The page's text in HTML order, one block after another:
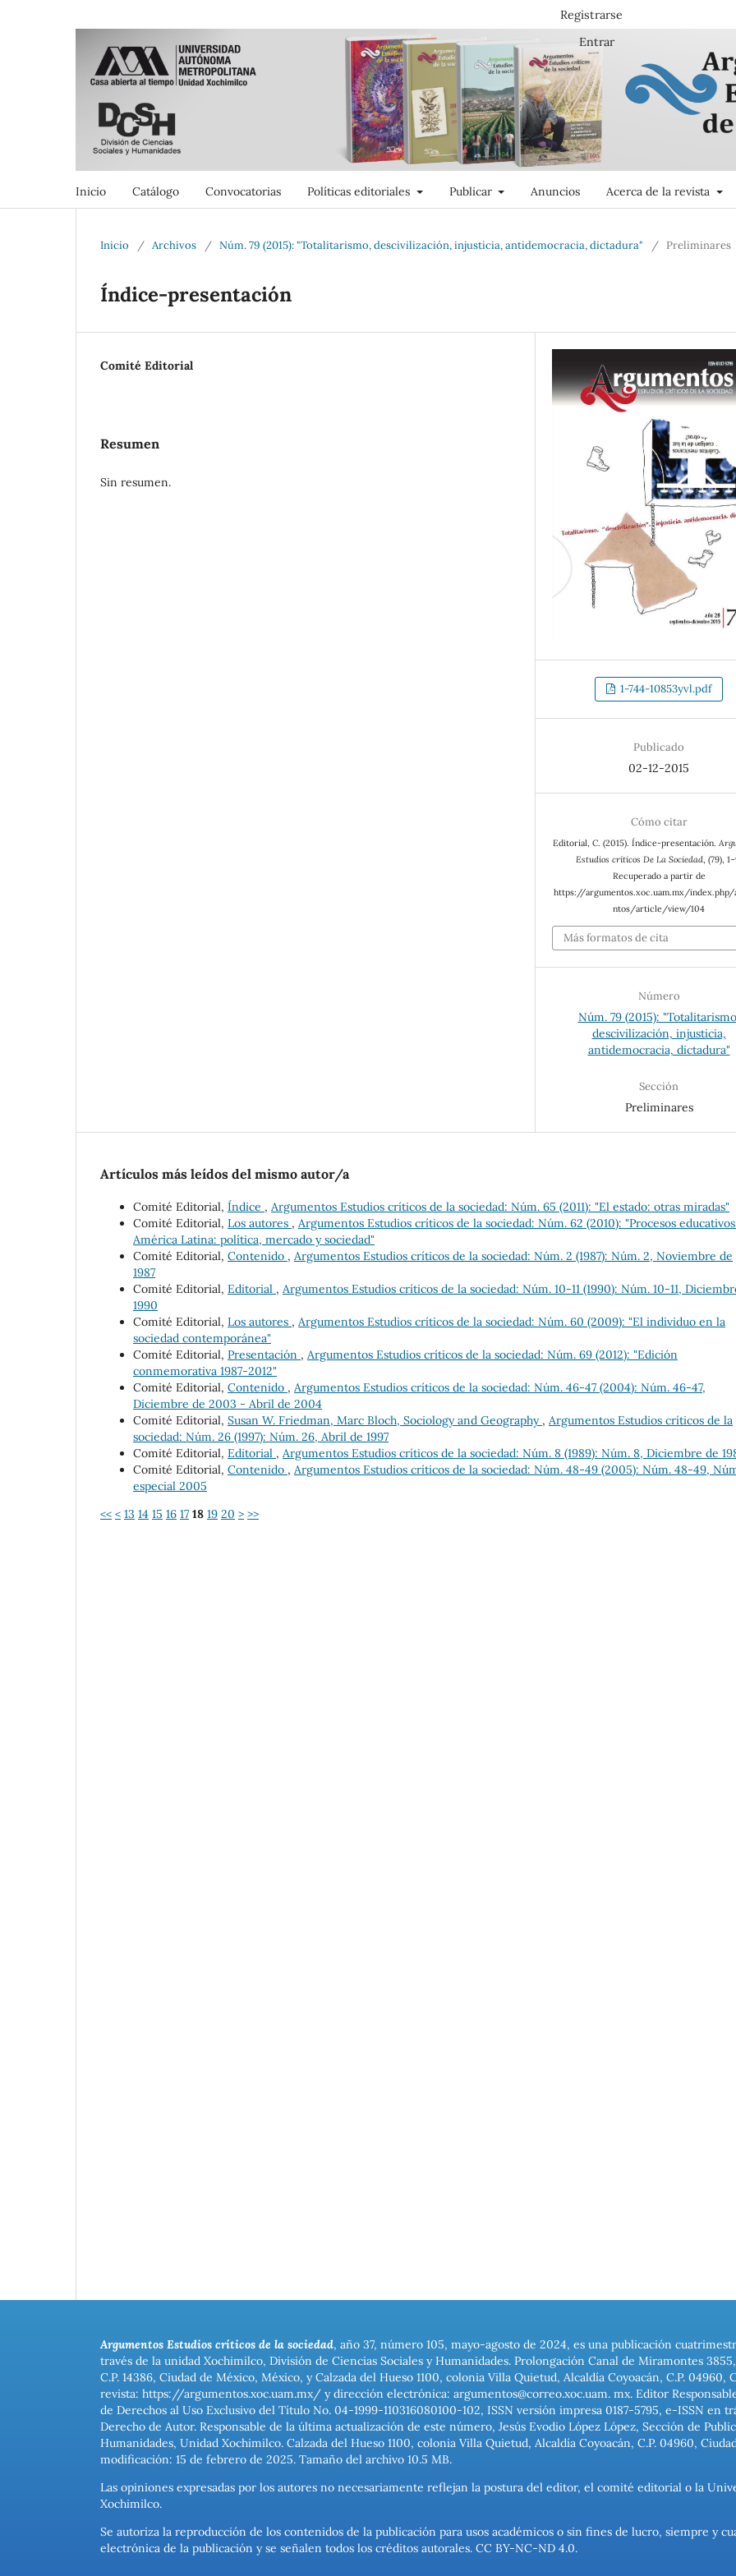
Inicio Catálogo Convocatorias Políticas editoriales Publicar Anuncios Acerca de la revista
Registrarse
Entrar
Inicio / Archivos / Núm. 79 (2015): "Totalitarismo, descivilización, injusticia, antidemocracia, dictadura" / Preliminares
Índice-presentación
Comité Editorial
Resumen
Sin resumen.
1-744-10853yvl.pdf
Publicado
02-12-2015
Cómo citar
Editorial, C. (2015). Índice-presentación.
Estudios críticos De La Sociedad, (79),
Recuperado a partir de
https://argumentos.xoc.uam.mx/index.php/
ntos/article/view/104
Más formatos de cita
Número
Núm. 79 (2015):
descivilización, injusticia,
antidemocracia, dictadura"
Sección
Preliminares
Artículos más leídos del mismo autor/a
Comité Editorial, Índice , Argumentos Estudios críticos de la sociedad: Núm. 65 (2011): "El estado: otras miradas"
Comité Editorial, Los autores , Argumentos Estudios críticos de la sociedad: Núm. 62 (2010): "Procesos
América Latina: política, mercado y sociedad"
Comité Editorial, Contenido , Argumentos Estudios críticos de la sociedad: Núm. 2 (1987): Núm. 2, Noviembre de
1987
Comité Editorial, Editorial , Argumentos Estudios críticos de la sociedad: Núm. 10-11 (1990): Núm. 10-11,
1990
Comité Editorial, Los autores , Argumentos Estudios críticos de la sociedad: Núm. 60 (2009): "El individuo en la
sociedad contemporánea"
Comité Editorial, Presentación , Argumentos Estudios críticos de la sociedad: Núm. 69 (2012): "Edición
conmemorativa 1987-2012"
Comité Editorial, Contenido , Argumentos Estudios críticos de la sociedad: Núm. 46-47 (2004): Núm. 46-47,
Diciembre de 2003 - Abril de 2004
Comité Editorial, Susan W. Friedman, Marc Bloch, Sociology and Geography , Argumentos Estudios críticos de la
sociedad: Núm. 26 (1997): Núm. 26, Abril de 1997
Comité Editorial, Editorial , Argumentos Estudios críticos de la sociedad: Núm. 8 (1989): Núm. 8, Diciembre de
Comité Editorial, Contenido , Argumentos Estudios críticos de la sociedad: Núm. 48-49 (2005): Núm. 48-49,
especial 2005
<< < 13 14 15 16 17 18 19 20 > >>
Argumentos Estudios críticos de la sociedad, año 37, número 105, mayo-agosto de 2024, es una publicación
través de la unidad Xochimilco, División de Ciencias Sociales y Humanidades. Prolongación Canal de Miramontes
C.P. 14386, Ciudad de México, México, y Calzada del Hueso 1100, colonia Villa Quietud, Alcaldía Coyoacán, C.P.
revista: https://argumentos.xoc.uam.mx/ y dirección electrónica: argumentos@correo.xoc.uam. mx. Editor
de Derechos al Uso Exclusivo del Título No. 04-1999-110316080100-102, ISSN versión impresa 0187-5795, e-ISSN
Derecho de Autor. Responsable de la última actualización de este número, Jesús Evodio López López, Sección de
Humanidades, Unidad Xochimilco. Calzada del Hueso 1100, colonia Villa Quietud, Alcaldía Coyoacán, C.P. 04960,
modificación: 15 de febrero de 2025. Tamaño del archivo 10.5 MB.
Las opiniones expresadas por los autores no necesariamente reflejan la postura del editor, el comité editorial o la
Xochimilco.
Se autoriza la reproducción de los contenidos de la publicación para usos académicos o sin fines de lucro, siempre y
electrónica de la publicación y se señalen todos los créditos autorales. CC BY-NC-ND 4.0.